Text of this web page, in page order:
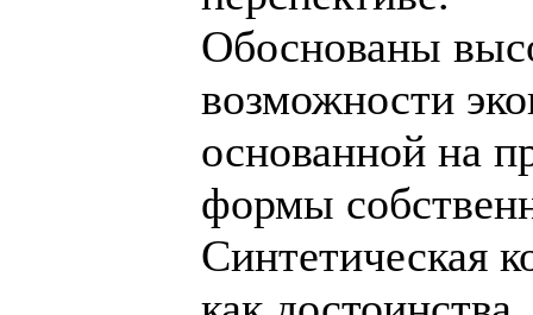
Обоснованы
возможности
основанной на
формы
Синтетическая